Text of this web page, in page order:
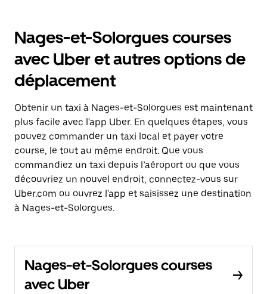
Nages-et-Solorgues courses
avec Uber et autres options de
déplacement
Obtenir un taxi à Nages-et-Solorgues est maintenant
plus facile avec l'app Uber. En quelques étapes, vous
pouvez commander un taxi local et payer votre
course, le tout au même endroit. Que vous
commandiez un taxi depuis l’aéroport ou que vous
découvriez un nouvel endroit, connectez-vous sur
Uber.com ou ouvrez l'app et saisissez une destination
à Nages-et-Solorgues.
Nages-et-Solorgues courses
avec Uber